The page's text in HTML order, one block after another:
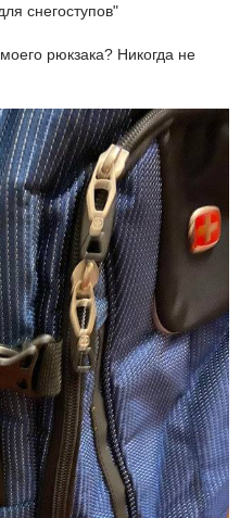
снегоступов"
рюкзака? Никогда не